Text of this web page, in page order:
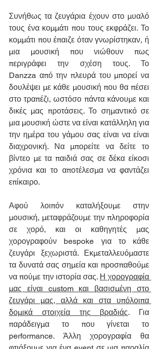
Συνήθως τα ζευγάρια έχουν στο μυαλό
τους ένα κομμάτι που τους εκφράζει. Το
κομμάτι που έπαιζε όταν γνωρίστηκαν, ή
μια μουσική που νιώθουν πως
περιγράφει την σχέση τους. Το
Danzza από την πλευρά του μπορεί να
δουλέψει με κάθε μουσική που θα πέσει
στο τραπέζι, ωστόσο πάντα κάνουμε και
δικές μας προτάσεις. Το σημαντικό σε
μια μουσική ώστε να είναι κατάλληλη για
την ημέρα του γάμου σας είναι να είναι
διαχρονική. Να μπορείτε να δείτε το
βίντεο με τα παιδιά σας σε δέκα είκοσι
χρόνια και το αποτέλεσμα να φαντάζει
επίκαιρο.
Αφού λοιπόν καταλήξουμε στην
μουσική, μεταφράζουμε την πληροφορία
σε χορό, και οι καθηγητές μας
χορογραφούν bespoke για το κάθε
ζευγάρι ξεχωριστά. Εκμεταλλευόμαστε
τα δυνατά σας σημεία και προσπαθούμε
να πούμε την ιστορία σας. Η χορογραφία
μας είναι custom και βασισμένη στο
ζευγάρι μας, αλλά και στα υπόλοιπα
δομικά στοιχεία της βραδιάς. Για
παράδειγμα το που γίνεται το
performance. Άλλη χορογραφία θα